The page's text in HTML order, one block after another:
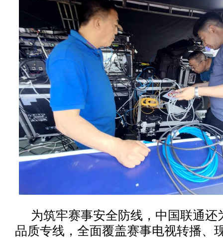
为筑牢赛事安全防线，中国联通还
品质专线，全面覆盖赛事电视转播、